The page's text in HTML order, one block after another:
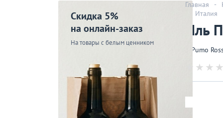
Скидка 5%
на онлайн-заказ
На товары с белым ценником
Главная -
Италия
Иль
Il Pumo